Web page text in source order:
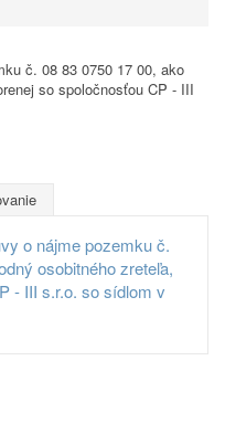
č. 08 83 0750 17 00, ako
so spoločnosťou CP - III
o nájme pozemku č.
osobitného zreteľa,
- III s.r.o. so sídlom v